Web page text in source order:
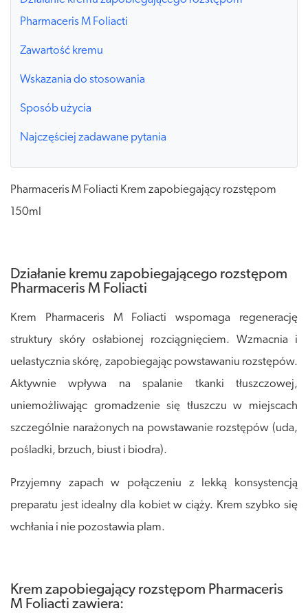
Pharmaceris M Foliacti
Zawartość kremu
Wskazania do stosowania
Sposób użycia
Najczęściej zadawane pytania
Pharmaceris M Foliacti Krem zapobiegający rozstępom
150ml
Działanie kremu zapobiegającego rozstępom
Pharmaceris M Foliacti
Krem Pharmaceris M Foliacti wspomaga regenerację
struktury skóry osłabionej rozciągnięciem. Wzmacnia i
uelastycznia skórę, zapobiegając powstawaniu rozstępów.
Aktywnie wpływa na spalanie tkanki tłuszczowej,
uniemożliwając gromadzenie się tłuszczu w miejscach
szczególnie narażonych na powstawanie rozstępów (uda,
pośladki, brzuch, biust i biodra).
Przyjemny zapach w połączeniu z lekką konsystencją
preparatu jest idealny dla kobiet w ciąży. Krem szybko się
wchłania i nie pozostawia plam.
Krem zapobiegający rozstępom Pharmaceris
M Foliacti zawiera: